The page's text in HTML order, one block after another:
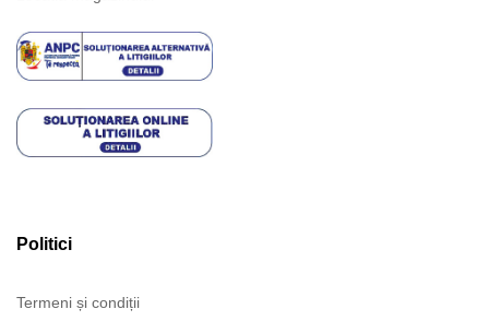
Politici
Termeni și condiții